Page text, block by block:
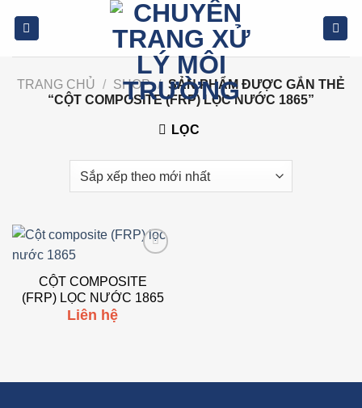
TRANG CHỦ
/ SHOP / SẢN PHẨM ĐƯỢC GẮN THẺ
“CỘT COMPOSITE (FRP) LỌC NƯỚC 1865”
LỌC
wishlist
CỘT COMPOSITE
(FRP) LỌC NƯỚC 1865
Liên hệ